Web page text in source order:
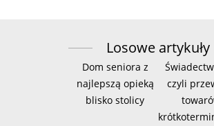
Losowe artykuły
Dom seniora z
najlepszą opieką
blisko stolicy
czyli